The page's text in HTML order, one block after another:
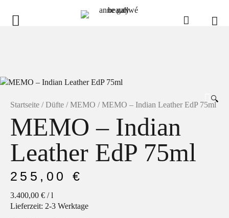
Shop
Düfte
Pflege
Raumdüfte
weitere Marken im Ladenlokal
Kontakt
🔍
Startseite /Düfte /MEMO / MEMO – Indian Leather EdP 75ml
MEMO – Indian
Leather EdP 75ml
255,00 €
3.400,00 € /l
Lieferzeit: 2-3 Werktage